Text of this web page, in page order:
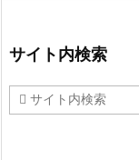
サイト内検索